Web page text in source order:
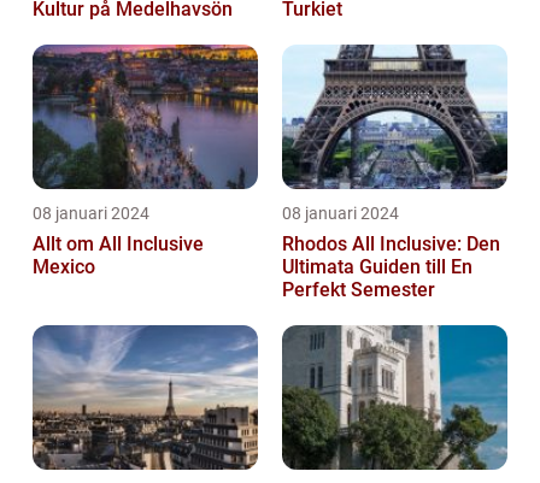
Kultur på Medelhavsön
Turkiet
08 januari 2024
Allt om All Inclusive
Mexico
08 januari 2024
Rhodos All Inclusive: Den
Ultimata Guiden till En
Perfekt Semester